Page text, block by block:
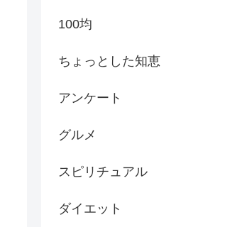
100均
ちょっとした知恵
アンケート
グルメ
スピリチュアル
ダイエット